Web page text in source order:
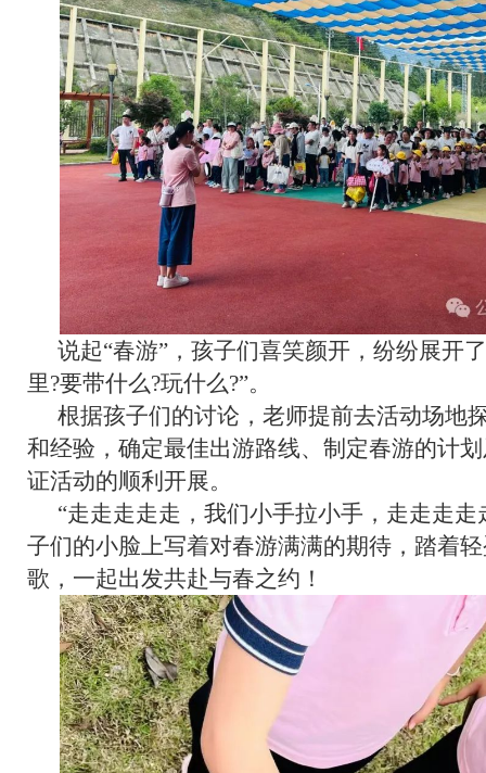
说起“春游”，孩子们喜笑颜开，纷纷展开
里?要带什么?玩什么?”。
根据孩子们的讨论，老师提前去活动场地
和经验，确定最佳出游路线、制定春游的计
证活动的顺利开展。
“走走走走走，我们小手拉小手，走走走
子们的小脸上写着对春游满满的期待，踏着
歌，一起出发共赴与春之约！